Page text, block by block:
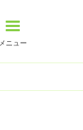
メニュー